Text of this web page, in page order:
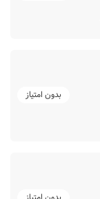
بدون امتیاز